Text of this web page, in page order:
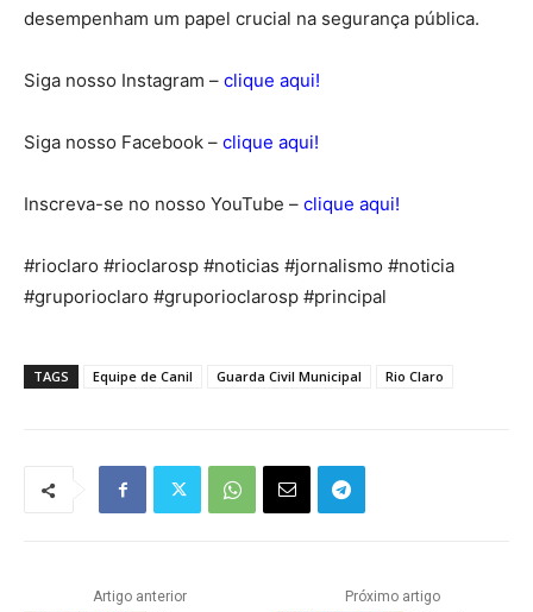
desempenham um papel crucial na segurança pública.
Siga nosso Instagram – clique aqui!
Siga nosso Facebook – clique aqui!
Inscreva-se no nosso YouTube – clique aqui!
#rioclaro #rioclarosp #noticias #jornalismo #noticia
#gruporioclaro #gruporioclarosp #principal
TAGS Equipe de Canil Guarda Civil Municipal Rio Claro
Artigo anterior Próximo artigo